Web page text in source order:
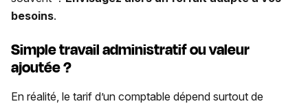
besoins.
Simple travail administratif ou valeur
ajoutée ?
En réalité, le tarif d’un comptable dépend surtout de